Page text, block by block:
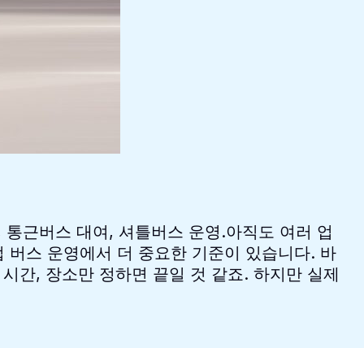
근버스 대여, 셔틀버스 운영.아직도 여러 업
스 운영에서 더 중요한 기준이 있습니다. 바
간, 장소만 정하면 끝일 것 같죠. 하지만 실제